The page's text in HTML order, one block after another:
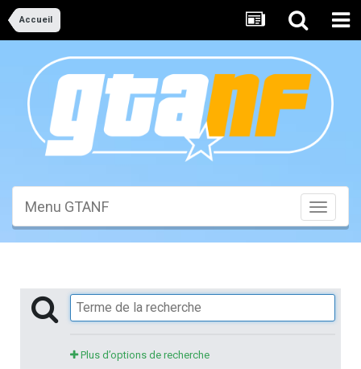
Accueil
Toggle
Menu GTANF
Plus d’options de recherche